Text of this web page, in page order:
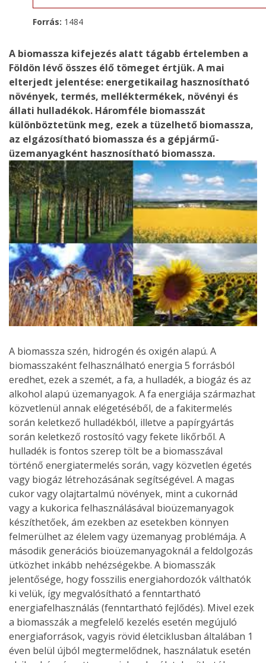
Forrás: 1484
A biomassza kifejezés alatt tágabb értelemben a
Földön lévő összes élő tömeget értjük. A mai
elterjedt jelentése: energetikailag hasznosítható
növények, termés, melléktermékek, növényi és
állati hulladékok. Háromféle biomasszát
különböztetünk meg, ezek a tüzelhető biomassza,
az elgázosítható biomassza és a gépjármű-
üzemanyagként hasznosítható biomassza.
A biomassza szén, hidrogén és oxigén alapú. A
biomasszaként felhasználható energia 5 forrásból
eredhet, ezek a szemét, a fa, a hulladék, a biogáz és az
alkohol alapú üzemanyagok. A fa energiája származhat
közvetlenül annak elégetéséből, de a fakitermelés
során keletkező hulladékból, illetve a papírgyártás
során keletkező rostosító vagy fekete likőrből. A
hulladék is fontos szerep tölt be a biomasszával
történő energiatermelés során, vagy közvetlen égetés
vagy biogáz létrehozásának segítségével. A magas
cukor vagy olajtartalmú növények, mint a cukornád
vagy a kukorica felhasználásával bioüzemanyagok
készíthetőek, ám ezekben az esetekben könnyen
felmerülhet az élelem vagy üzemanyag problémája. A
második generációs bioüzemanyagoknál a feldolgozás
ütközhet inkább nehézségekbe. A biomasszák
jelentősége, hogy fosszilis energiahordozók válthatók
ki velük, így megvalósítható a fenntartható
energiafelhasználás (fenntartható fejlődés). Mivel ezek
a biomasszák a megfelelő kezelés esetén megújuló
energiaforrások, vagyis rövid életciklusban általában 1
éven belül újból megtermelődnek, használatuk esetén